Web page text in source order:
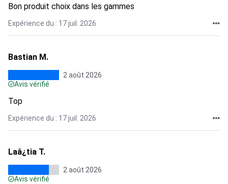
Bon produit choix dans les gammes
Expérience du : 17 juil. 2026
Bastian M.
2 août 2026
Avis vérifié
Top
Expérience du : 17 juil. 2026
Laâ¿tia T.
2 août 2026
Avis vérifié